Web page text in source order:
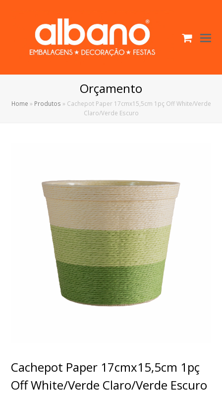
Cart
Orçamento
Home » Produtos » Cachepot Paper 17cmx15,5cm 1pç Off White/Verde
Claro/Verde Escuro
Cachepot Paper 17cmx15,5cm 1pç
Off White/Verde Claro/Verde Escuro